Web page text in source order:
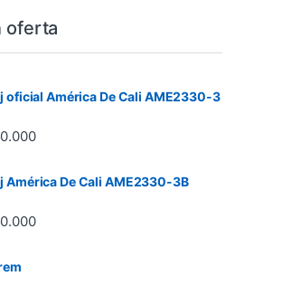
oferta
oficial América De Cali AME2330-3
América De Cali AME2330-3B